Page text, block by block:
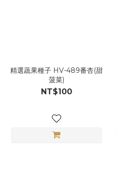
精選蔬果種子 HV-489番杏(甜
菠菜)
NT$100